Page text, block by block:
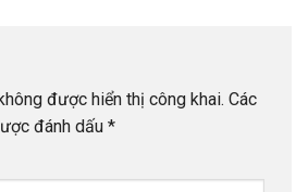
được hiển thị công khai. Các
đánh dấu *